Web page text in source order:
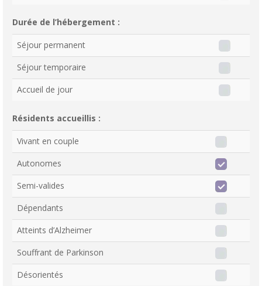
Durée de l’hébergement :
Séjour permanent
Séjour temporaire
Accueil de jour
Résidents accueillis :
Vivant en couple
Autonomes
Semi-valides
Dépendants
Atteints d’Alzheimer
Souffrant de Parkinson
Désorientés